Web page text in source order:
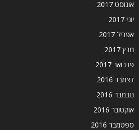
אוגוסט 2017
יוני 2017
אפריל 2017
מרץ 2017
פברואר 2017
דצמבר 2016
נובמבר 2016
אוקטובר 2016
ספטמבר 2016